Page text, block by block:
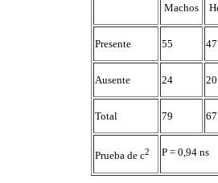
Machos
Presente 55 47
Ausente 24 20
Total 79 67
Prueba de c2 P = 0,94 ns